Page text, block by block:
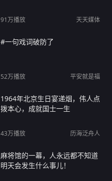
91万播放 天天媒体
#一句戏词破防了
52万播放 平安就是福
1964年北京生日宴递烟，伟人点
拨本心，成就国士一生
43万播放 历海泛舟人
麻将馆的一幕，人永远都不知道
明天会发生什么事儿！